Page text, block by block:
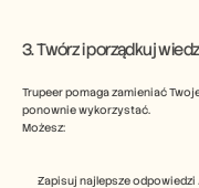
3. Twórz i porządkuj
Trupeer pomaga zamieniać
ponownie wykorzystać.
Możesz:
Zapisuj najlepsze odpowiedzi